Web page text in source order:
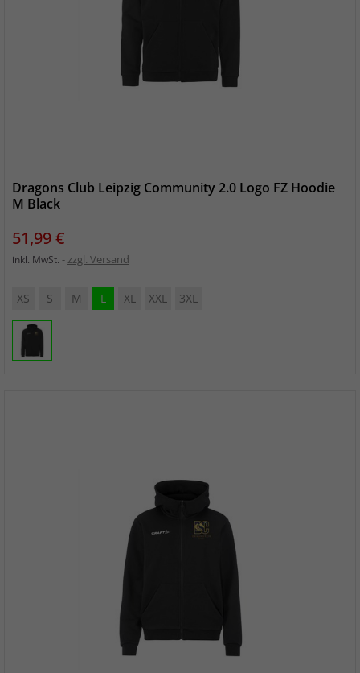
Dragons Club Leipzig Community 2.0 Logo FZ Hoodie
M Black
Preis
51,99 €
inkl. MwSt. zzgl. Versand
XS S M L XL XXL 3XL